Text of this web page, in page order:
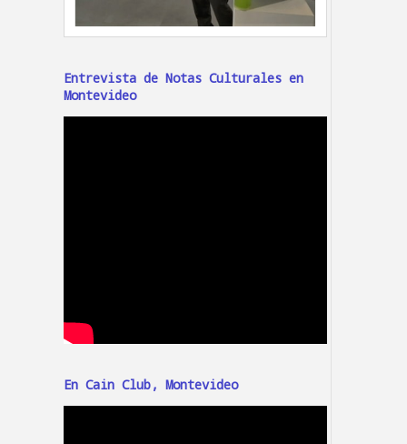
Entrevista de Notas Culturales en
Montevideo
En Cain Club, Montevideo